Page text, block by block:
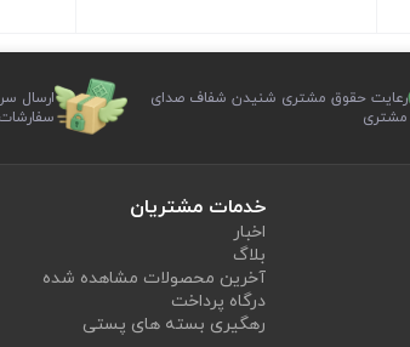
رعایت حقوق مشتری شنیدن شفاف صدای
مشتری
ارسال
سفارشات
خدمات مشتریان
اخبار
بلاگ
آخرین محصولات مشاهده شده
درگاه پرداخت
رهگیری بسته های پستی